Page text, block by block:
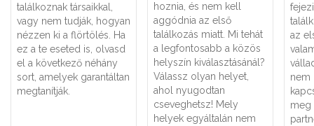
találkoznak társaikkal,
vagy nem tudják, hogyan
nézzen ki a flörtölés. Ha
ez a te eseted is, olvasd
el a következő néhány
sort, amelyek garantáltan
megtanítják.
hoznia, és nem kell
aggódnia az első
találkozás miatt. Mi tehát
a legfontosabb a közös
helyszín kiválasztásánál?
Válassz olyan helyet,
ahol nyugodtan
cseveghetsz! Mely
helyek egyáltalán nem
az
nem
meg